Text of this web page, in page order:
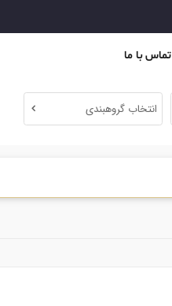
تماس با ما
انتخاب گروهبندی